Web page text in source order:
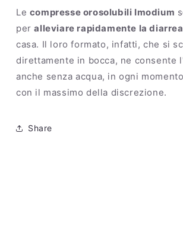
Le compresse orosolubili Imodium
peralleviare rapidamente la diarrea
casa. Il loro formato, infatti, che si
direttamente in bocca, ne consente
anche senza acqua, in ogni
con il massimo della discrezione.
Share